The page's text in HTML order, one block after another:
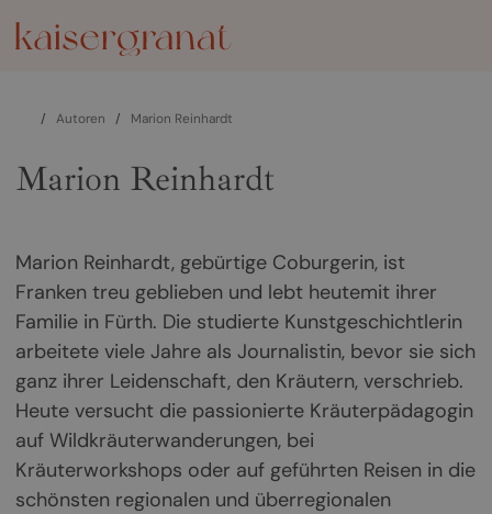
/ Autoren / Marion Reinhardt
Marion Reinhardt
Marion Reinhardt, gebürtige Coburgerin, ist
Franken treu geblieben und lebt heutemit ihrer
Familie in Fürth. Die studierte Kunstgeschichtlerin
arbeitete viele Jahre als Journalistin, bevor sie sich
ganz ihrer Leidenschaft, den Kräutern, verschrieb.
Heute versucht die passionierte Kräuterpädagogin
auf Wildkräuterwanderungen, bei
Kräuterworkshops oder auf geführten Reisen in die
schönsten regionalen und überregionalen